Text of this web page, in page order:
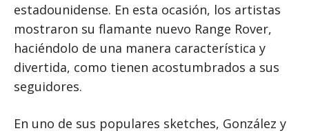
estadounidense. En esta ocasión, los artistas
mostraron su flamante nuevo Range Rover,
haciéndolo de una manera característica y
divertida, como tienen acostumbrados a sus
seguidores.
En uno de sus populares sketches, González y